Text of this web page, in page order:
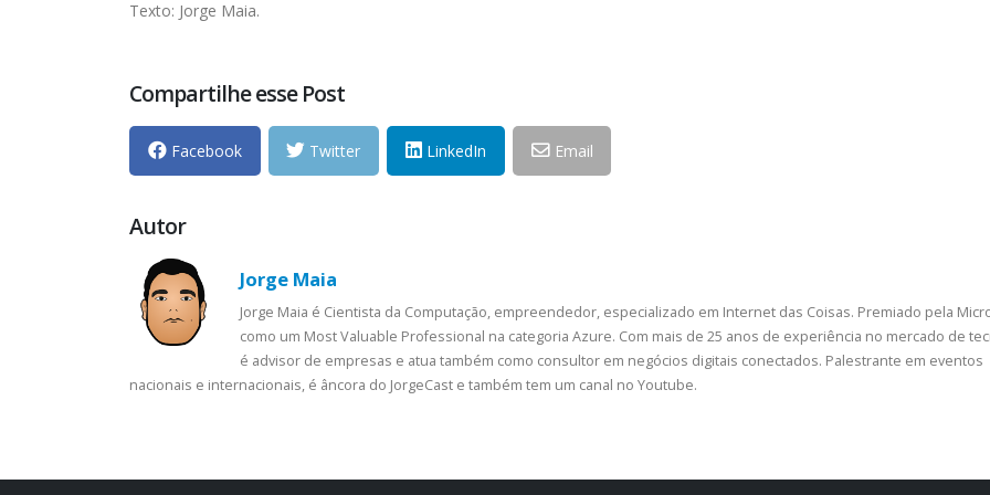
Texto: Jorge Maia.
Compartilhe esse Post
Facebook Twitter LinkedIn Email
Autor
Jorge Maia
Jorge Maia é Cientista da Computação, empreendedor, especializado em Internet das Coisas. Premiado pela
como um Most Valuable Professional na categoria Azure. Com mais de 25 anos de experiência no mercado de
é advisor de empresas e atua também como consultor em negócios digitais conectados. Palestrante em eventos
nacionais e internacionais, é âncora do JorgeCast e também tem um canal no Youtube.